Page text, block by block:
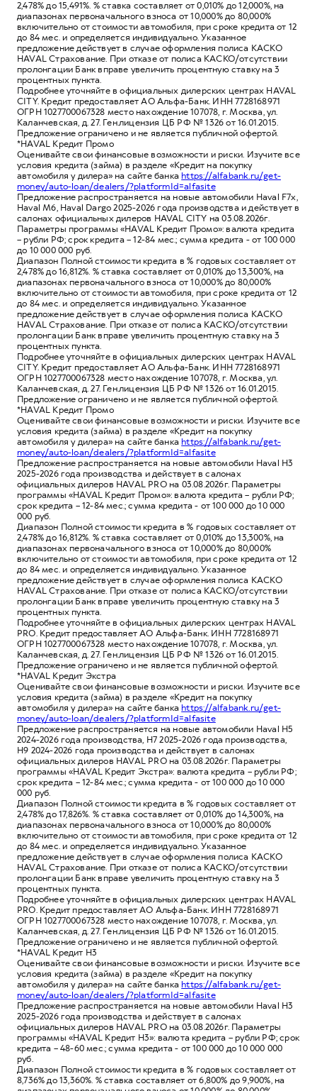
2,478% до 15,491%. % ставка составляет от 0,010% до 12,000%, на
диапазонах первоначального взноса от 10,000% до 80,000%
включительно от стоимости автомобиля, при сроке кредита от 12
до 84 мес. и определяется индивидуально. Указанное
предложение действует в случае оформления полиса КАСКО
HAVAL Страхование. При отказе от полиса КАСКО/отсутствии
пролонгации Банк вправе увеличить процентную ставку на 3
процентных пункта.
Подробнее уточняйте в официальных дилерских центрах HAVAL
CITY. Кредит предоставляет АО Альфа-Банк. ИНН 7728168971
ОГРН 1027700067328 место нахождение 107078, г. Москва, ул.
Каланчевская, д. 27. Ген.лицензия ЦБ РФ № 1326 от 16.01.2015.
Предложение ограничено и не является публичной офертой.
*HAVAL Кредит Промо
Оценивайте свои финансовые возможности и риски. Изучите все
условия кредита (займа) в разделе «Кредит на покупку
автомобиля у дилера» на сайте банкаhttps://alfabank.ru/get-
money/auto-loan/dealers/?platformId=alfasite
Предложение распространяется на новые автомобили Haval F7x,
Haval M6, Haval Dargo 2025-2026 года производства и действует в
салонах официальных дилеров HAVAL CITY на 03.08.2026г.
Параметры программы «HAVAL Кредит Промо»: валюта кредита
– рубли РФ; срок кредита – 12-84 мес.; сумма кредита - от 100 000
до 10 000 000 руб.
Диапазон Полной стоимости кредита в % годовых составляет от
2,478% до 16,812%. % ставка составляет от 0,010% до 13,300%, на
диапазонах первоначального взноса от 10,000% до 80,000%
включительно от стоимости автомобиля, при сроке кредита от 12
до 84 мес. и определяется индивидуально. Указанное
предложение действует в случае оформления полиса КАСКО
HAVAL Страхование. При отказе от полиса КАСКО/отсутствии
пролонгации Банк вправе увеличить процентную ставку на 3
процентных пункта.
Подробнее уточняйте в официальных дилерских центрах HAVAL
CITY. Кредит предоставляет АО Альфа-Банк. ИНН 7728168971
ОГРН 1027700067328 место нахождение 107078, г. Москва, ул.
Каланчевская, д. 27. Ген.лицензия ЦБ РФ № 1326 от 16.01.2015.
Предложение ограничено и не является публичной офертой.
*HAVAL Кредит Промо
Оценивайте свои финансовые возможности и риски. Изучите все
условия кредита (займа) в разделе «Кредит на покупку
автомобиля у дилера» на сайте банкаhttps://alfabank.ru/get-
money/auto-loan/dealers/?platformId=alfasite
Предложение распространяется на новые автомобили Haval H3
2025-2026 года производства и действует в салонах
официальных дилеров HAVAL PRO на 03.08.2026г. Параметры
программы «HAVAL Кредит Промо»: валюта кредита – рубли РФ;
срок кредита – 12-84 мес.; сумма кредита - от 100 000 до 10 000
000 руб.
Диапазон Полной стоимости кредита в % годовых составляет от
2,478% до 16,812%. % ставка составляет от 0,010% до 13,300%, на
диапазонах первоначального взноса от 10,000% до 80,000%
включительно от стоимости автомобиля, при сроке кредита от 12
до 84 мес. и определяется индивидуально. Указанное
предложение действует в случае оформления полиса КАСКО
HAVAL Страхование. При отказе от полиса КАСКО/отсутствии
пролонгации Банк вправе увеличить процентную ставку на 3
процентных пункта.
Подробнее уточняйте в официальных дилерских центрах HAVAL
PRO. Кредит предоставляет АО Альфа-Банк. ИНН 7728168971
ОГРН 1027700067328 место нахождение 107078, г. Москва, ул.
Каланчевская, д. 27. Ген.лицензия ЦБ РФ № 1326 от 16.01.2015.
Предложение ограничено и не является публичной офертой.
*HAVAL Кредит Экстра
Оценивайте свои финансовые возможности и риски. Изучите все
условия кредита (займа) в разделе «Кредит на покупку
автомобиля у дилера» на сайте банкаhttps://alfabank.ru/get-
money/auto-loan/dealers/?platformId=alfasite
Предложение распространяется на новые автомобили Haval H5
2024-2026 года производства, H7 2025-2026 года производства,
H9 2024-2026 года производства и действует в салонах
официальных дилеров HAVAL PRO на 03.08.2026г. Параметры
программы «HAVAL Кредит Экстра»: валюта кредита – рубли РФ;
срок кредита – 12-84 мес.; сумма кредита - от 100 000 до 10 000
000 руб.
Диапазон Полной стоимости кредита в % годовых составляет от
2,478% до 17,826%. % ставка составляет от 0,010% до 14,300%, на
диапазонах первоначального взноса от 10,000% до 80,000%
включительно от стоимости автомобиля, при сроке кредита от 12
до 84 мес. и определяется индивидуально. Указанное
предложение действует в случае оформления полиса КАСКО
HAVAL Страхование. При отказе от полиса КАСКО/отсутствии
пролонгации Банк вправе увеличить процентную ставку на 3
процентных пункта.
Подробнее уточняйте в официальных дилерских центрах HAVAL
PRO. Кредит предоставляет АО Альфа-Банк. ИНН 7728168971
ОГРН 1027700067328 место нахождение 107078, г. Москва, ул.
Каланчевская, д. 27. Ген.лицензия ЦБ РФ № 1326 от 16.01.2015.
Предложение ограничено и не является публичной офертой.
*HAVAL Кредит H3
Оценивайте свои финансовые возможности и риски. Изучите все
условия кредита (займа) в разделе «Кредит на покупку
автомобиля у дилера» на сайте банкаhttps://alfabank.ru/get-
money/auto-loan/dealers/?platformId=alfasite
Предложение распространяется на новые автомобили Haval H3
2025-2026 года производства и действует в салонах
официальных дилеров HAVAL PRO на 03.08.2026г. Параметры
программы «HAVAL Кредит H3»: валюта кредита – рубли РФ; срок
кредита – 48-60 мес.; сумма кредита - от 100 000 до 10 000 000
руб.
Диапазон Полной стоимости кредита в % годовых составляет от
8,736% до 13,360%. % ставка составляет от 6,800% до 9,900%, на